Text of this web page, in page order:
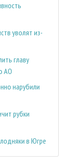
уволят из-
главу
АО
нарубили
рубки
в Югре